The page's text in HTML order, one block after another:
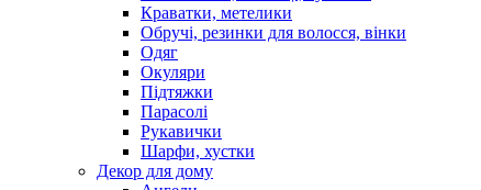
Краватки, метелики
Обручі, резинки для волосся, вінки
Одяг
Окуляри
Підтяжки
Парасолі
Рукавички
Шарфи, хустки
Декор для дому